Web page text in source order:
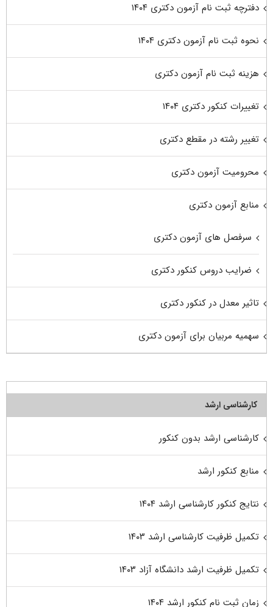
دفترچه ثبت نام آزمون دکتری ۱۴۰۴
نحوه ثبت نام آزمون دکتری ۱۴۰۴
هزینه ثبت نام آزمون دکتری
تغییرات کنکور دکتری ۱۴۰۴
تغییر رشته در مقطع دکتری
محرومیت آزمون دکتری
منابع آزمون دکتری
سرفصل های آزمون دکتری
ضرایب دروس کنکور دکتری
تاثیر معدل در کنکور دکتری
سهمیه مربیان برای آزمون دکتری
کارشناسی ارشد
کارشناسی ارشد بدون کنکور
منابع کنکور ارشد
نتایج کنکور کارشناسی ارشد ۱۴۰۴
تکمیل ظرفیت کارشناسی ارشد ۱۴۰۳
تکمیل ظرفیت ارشد دانشگاه آزاد ۱۴۰۳
زمان ثبت نام کنکور ارشد ۱۴۰۴